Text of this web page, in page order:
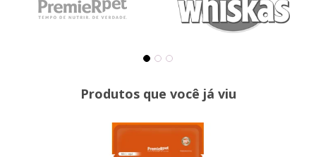
Produtos que você já viu